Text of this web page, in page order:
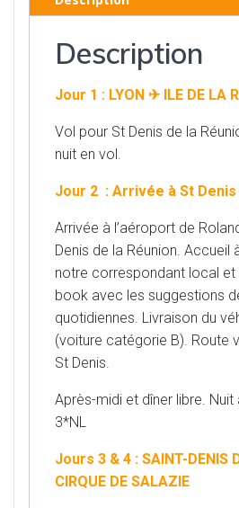
Description
Jour 1 : LYON ✈ ILE DE LA
Vol pour St Denis de la
nuit en vol.
Jour 2 : Arrivée à St Denis
Arrivée à l’aéroport de
Denis de la Réunion. Accueil
notre correspondant local et
book avec les suggestions
quotidiennes. Livraison du
(voiture catégorie B). Route
St Denis.
Après-midi et dîner libre. Nuit
3*NL
Jours 3 & 4 : SAINT-DENIS
CIRQUE DE SALAZIE